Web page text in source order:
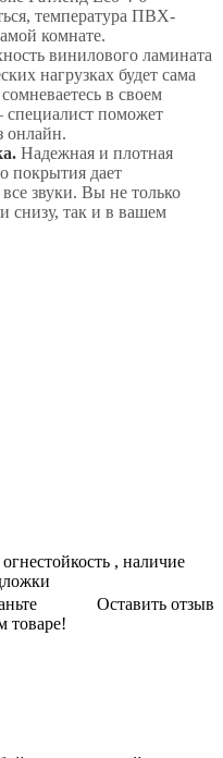
температура ПВХ-
комнате.
винилового ламината
нагрузках будет сама
в своем
поможет
онлайн.
Надежная и плотная
покрытия дает
звуки. Вы не только
снизу, так и в вашем
, наличие
Оставить отзыв
товаре!